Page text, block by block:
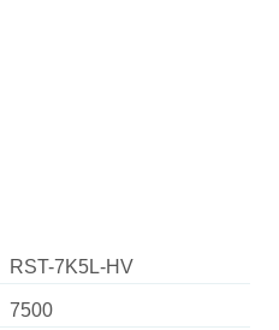
RST-7K5L-HV
7500